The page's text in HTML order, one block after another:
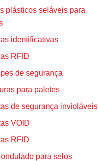
plásticos seláveis para
identificativas
RFID
de segurança
para paletes
de segurança invioláveis
VOID
RFID
para selos